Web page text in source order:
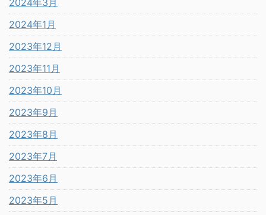
2024年1月
2023年12月
2023年11月
2023年10月
2023年9月
2023年8月
2023年7月
2023年6月
2023年5月